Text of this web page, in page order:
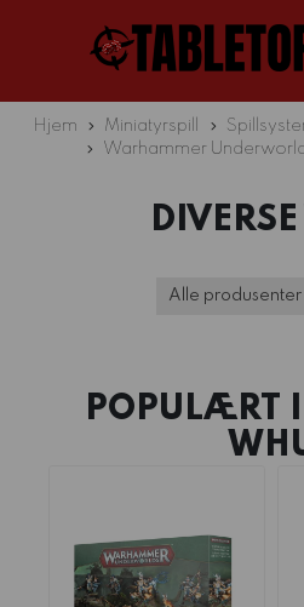
Hjem Miniatyrspill
Warhammer
POPULÆRT I